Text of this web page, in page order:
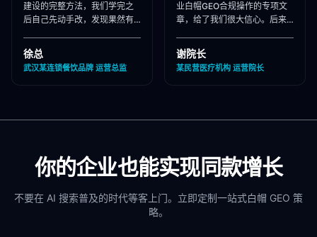
建设的完整方法，我们学完之
后自己先动手改，发现果然有
营，效果更好！"
徐总
武汉某连锁餐饮品牌 运营总监
业白帽GEO合规操作的专项文
章，给了我们很大信心。后来
行合规承诺，非常专业！"
谢院长
某民营医疗机构 运营院长
你的企业也能实现同款增长
不要在 AI 搜索普及的时代等客上门。立即定制一站式白帽 GEO 策
略。